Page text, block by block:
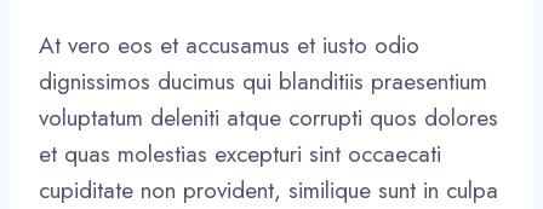
At vero eos et accusamus et iusto odio
dignissimos ducimus qui blanditiis praesentium
voluptatum deleniti atque corrupti quos dolores
et quas molestias excepturi sint occaecati
cupiditate non provident, similique sunt in culpa